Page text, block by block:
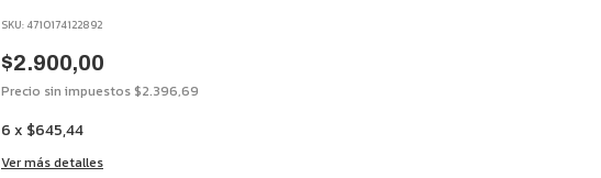
SKU: 4710174122892
$2.900,00
Precio sin impuestos$2.396,69
6x $645,44
Ver más detalles